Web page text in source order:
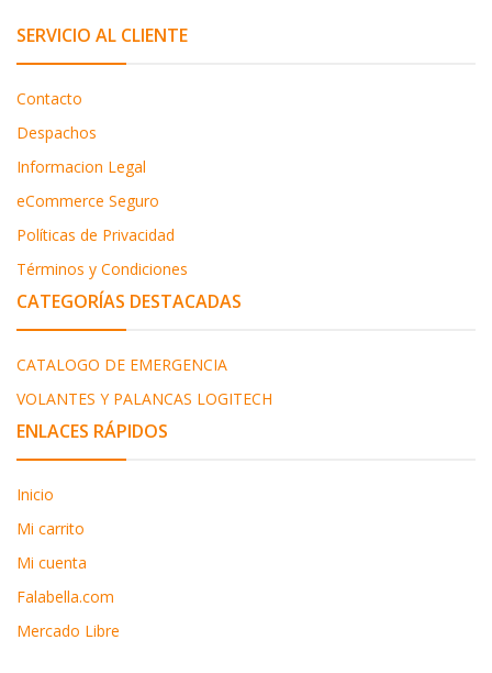
SERVICIO AL CLIENTE
Contacto
Despachos
Informacion Legal
eCommerce Seguro
Políticas de Privacidad
Términos y Condiciones
CATEGORÍAS DESTACADAS
CATALOGO DE EMERGENCIA
VOLANTES Y PALANCAS LOGITECH
ENLACES RÁPIDOS
Inicio
Mi carrito
Mi cuenta
Falabella.com
Mercado Libre